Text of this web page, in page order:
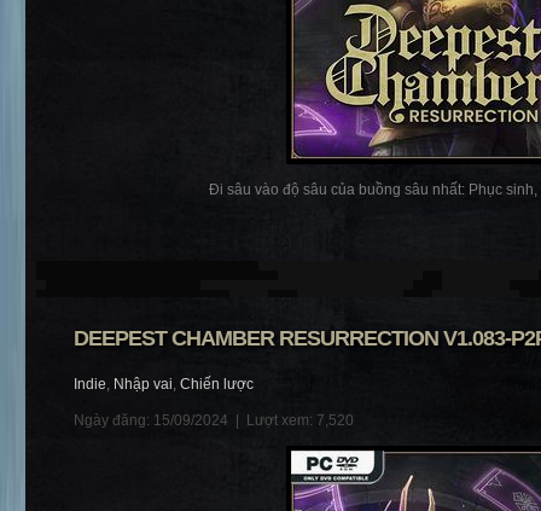
Đi sâu vào độ sâu của buồng sâu nhất: Phục
DEEPEST CHAMBER RESURRECTION V1.083-
Indie, Nhập vai, Chiến lược
Ngày đăng: 15/09/2024 | Lượt xem: 7,520